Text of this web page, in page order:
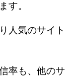
す。
人気のサイト
率も、他のサ